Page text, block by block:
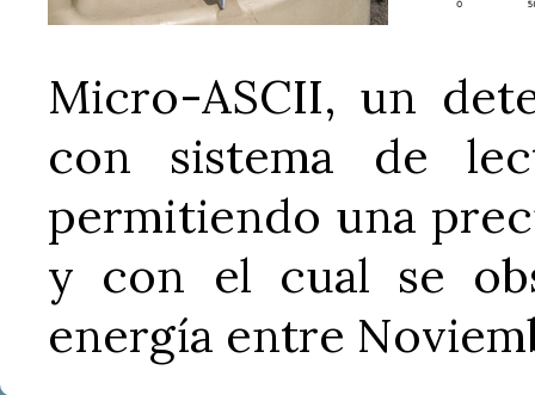
Micro-ASCII, un
con sistema de
permitiendo una
y con el cual se
energía entre